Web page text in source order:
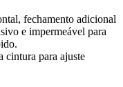
fechamento adicional
e impermeável para
cintura para ajuste